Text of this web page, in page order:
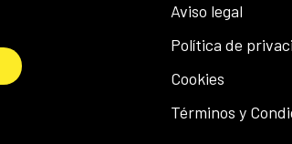
Aviso legal
Política de
Cookies
Términos y